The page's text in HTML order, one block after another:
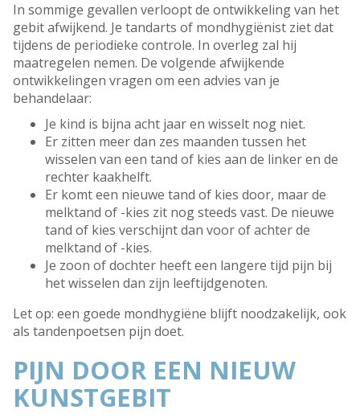
In sommige gevallen verloopt de ontwikkeling van het
gebit afwijkend. Je tandarts of mondhygiënist ziet dat
tijdens de periodieke controle. In overleg zal hij
maatregelen nemen. De volgende afwijkende
ontwikkelingen vragen om een advies van je
behandelaar:
Je kind is bijna acht jaar en wisselt nog niet.
Er zitten meer dan zes maanden tussen het
wisselen van een tand of kies aan de linker en de
rechter kaakhelft.
Er komt een nieuwe tand of kies door, maar de
melktand of -kies zit nog steeds vast. De nieuwe
tand of kies verschijnt dan voor of achter de
melktand of -kies.
Je zoon of dochter heeft een langere tijd pijn bij
het wisselen dan zijn leeftijdgenoten.
Let op: een goede mondhygiëne blijft noodzakelijk, ook
als tandenpoetsen pijn doet.
PIJN DOOR EEN NIEUW
KUNSTGEBIT